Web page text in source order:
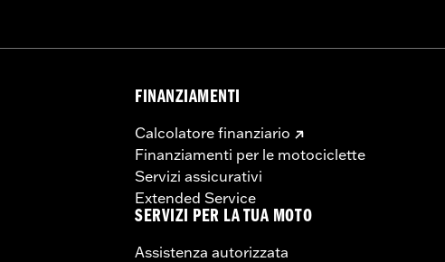
FINANZIAMENTI
Calcolatore finanziario
Finanziamenti per le motociclette
Servizi assicurativi
Extended Service
SERVIZI PER LA TUA MOTO
Assistenza autorizzata